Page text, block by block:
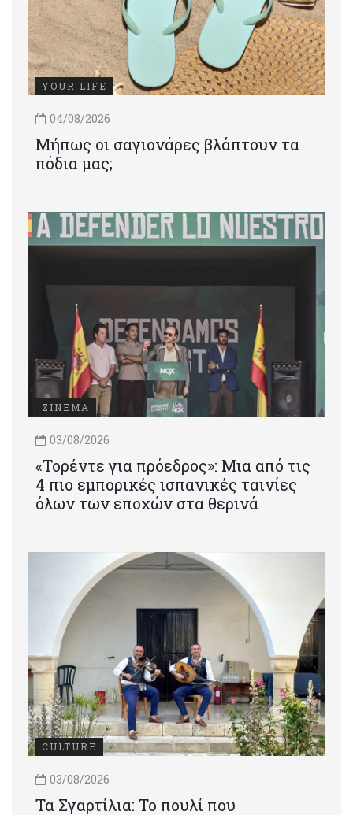
YOUR LIFE
04/08/2026
Μήπως οι σαγιονάρες βλάπτουν τα
πόδια μας;
ΣΙΝΕΜΑ
03/08/2026
«Τορέντε για πρόεδρος»: Mια από τις
4 πιο εμπορικές ισπανικές ταινίες
όλων των εποχών στα θερινά
CULTURE
03/08/2026
Τα Σγαρτίλια: Το πουλί που